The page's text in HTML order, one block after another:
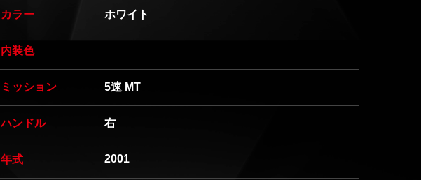
カラー ホワイト
内装色
ミッション 5速 MT
ハンドル 右
年式 2001